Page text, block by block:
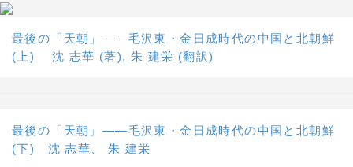
最後の「天朝」――毛沢東・金日成時代の中国と北朝鮮
(上) 沈 志華 (著), 朱 建栄 (翻訳)
最後の「天朝」――毛沢東・金日成時代の中国と北朝鮮
(下) 沈 志華、 朱 建栄